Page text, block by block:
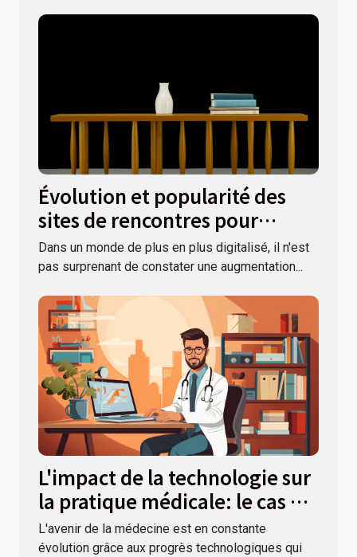
Évolution et popularité des
sites de rencontres pour
cougars en 2023
Dans un monde de plus en plus digitalisé, il n'est
pas surprenant de constater une augmentation...
L'impact de la technologie sur
la pratique médicale: le cas de
la téléconsultation
L'avenir de la médecine est en constante
évolution grâce aux progrès technologiques qui